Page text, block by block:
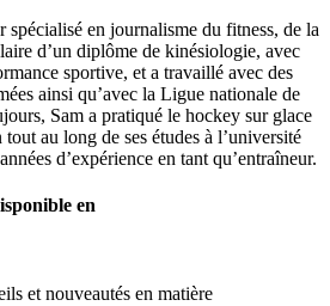
spécialisé en journalisme du fitness, de la
d’un diplôme de kinésiologie, avec
sportive, et a travaillé avec des
ainsi qu’avec la Ligue nationale de
Sam a pratiqué le hockey sur glace
au long de ses études à l’université
d’expérience en tant qu’entraîneur.
en
et nouveautés en matière